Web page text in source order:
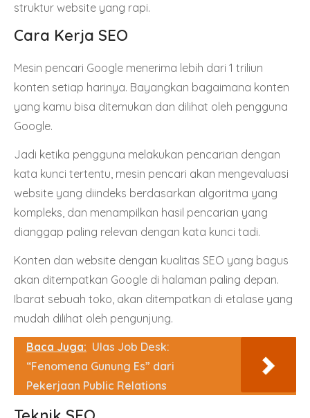
struktur website yang rapi.
Cara Kerja SEO
Mesin pencari Google menerima lebih dari 1 triliun
konten setiap harinya. Bayangkan bagaimana konten
yang kamu bisa ditemukan dan dilihat oleh pengguna
Google.
Jadi ketika pengguna melakukan pencarian dengan
kata kunci tertentu, mesin pencari akan mengevaluasi
website yang diindeks berdasarkan algoritma yang
kompleks, dan menampilkan hasil pencarian yang
dianggap paling relevan dengan kata kunci tadi.
Konten dan website dengan kualitas SEO yang bagus
akan ditempatkan Google di halaman paling depan.
Ibarat sebuah toko, akan ditempatkan di etalase yang
mudah dilihat oleh pengunjung.
Baca Juga: Ulas Job Desk:
“Fenomena Gunung Es” dari
Pekerjaan Public Relations